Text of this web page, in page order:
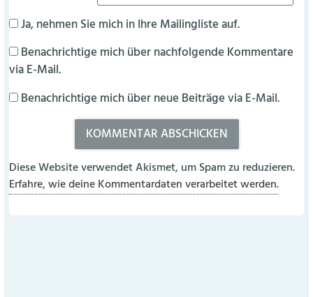
Ja, nehmen Sie mich in Ihre Mailingliste auf.
Benachrichtige mich über nachfolgende Kommentare
via E-Mail.
Benachrichtige mich über neue Beiträge via E-Mail.
Diese Website verwendet Akismet, um Spam zu reduzieren.
Erfahre, wie deine Kommentardaten verarbeitet werden.